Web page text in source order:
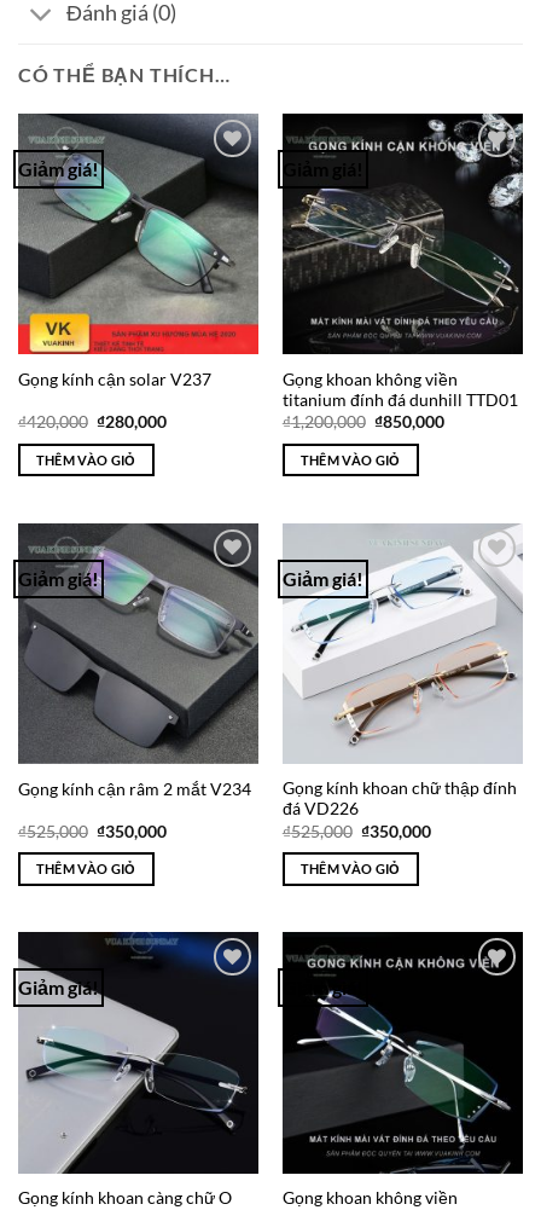
Đánh giá (0)
CÓ THỂ BẠN THÍCH…
Giảm giá!
Gọng kính cận solar V237
₫420,000 Giá
là:
₫420,000.
₫280,000Giá
THÊM VÀO GIỎ
Add to
Wishlist
Gọng khoan không viền
titanium đính đá dunhill TTD01
₫1,200,000 Giá
là:
₫1,200,000.
₫850,000Giá
THÊM VÀO GIỎ
Giảm giá!
Add to
Wishlist
Gọng kính cận râm 2 mắt V234
₫525,000 Giá
là:
₫525,000.
₫350,000Giá
THÊM VÀO GIỎ
Giảm giá!
Add to
Wishlist
Gọng kính khoan chữ thập đính
đá VD226
₫525,000 Giá
là:
₫525,000.
₫350,000Giá
THÊM VÀO GIỎ
Giảm giá!
Gọng kính khoan càng chữ O
Giảm giá!
Gọng khoan không viền